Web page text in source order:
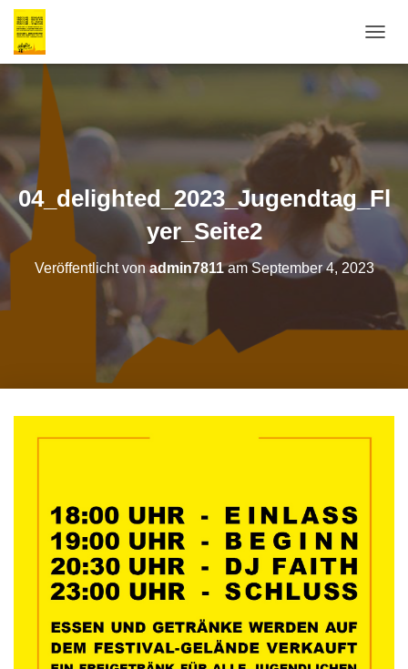
A
V
I
O
N
C
04_delighted_2023_Jugendtag_Fl
yer_Seite2
Veröffentlicht vonadmin7811amSeptember 4, 2023